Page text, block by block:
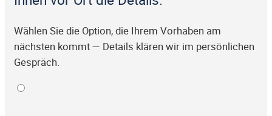
Wählen Sie die Option, die Ihrem Vorhaben am
nächsten kommt — Details klären wir im persönlichen
Gespräch.